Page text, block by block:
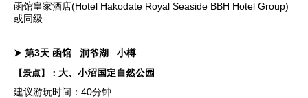
函馆皇家酒店(Hotel Hakodate Royal Seaside BBH Hotel Group)
或同级
➤ 第3天 函馆 洞爷湖 小樽
【景点】： 大、小沼国定自然公园
建议游玩时间：40分钟